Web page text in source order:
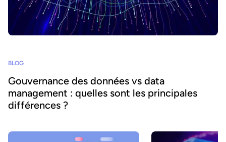
BLOG
Gouvernance des données vs data
management : quelles sont les principales
différences ?